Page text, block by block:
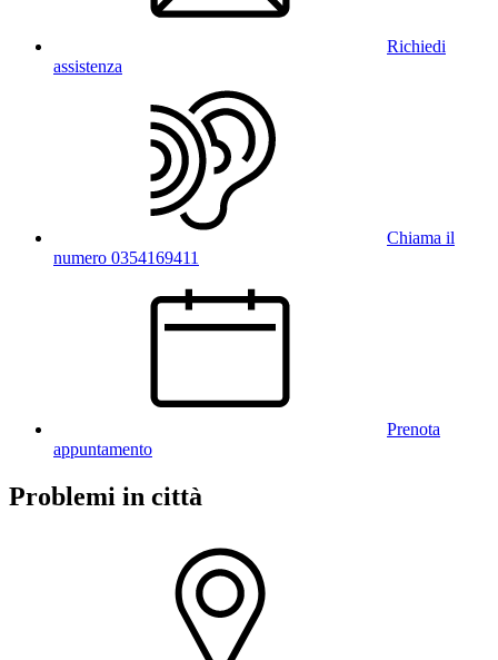
Richiedi
assistenza
Chiama il
numero 0354169411
Prenota
appuntamento
Problemi in città